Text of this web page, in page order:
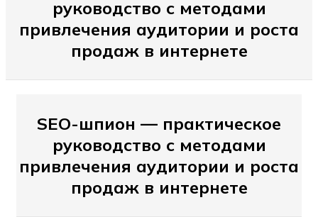
руководство с методами
привлечения аудитории и роста
продаж в интернете
SEO-шпион — практическое
руководство с методами
привлечения аудитории и роста
продаж в интернете